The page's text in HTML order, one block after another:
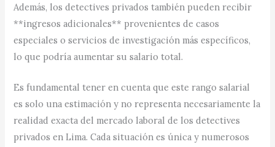
Además, los detectives privados también pueden recibir
**ingresos adicionales** provenientes de casos
especiales o servicios de investigación más específicos,
lo que podría aumentar su salario total.
Es fundamental tener en cuenta que este rango salarial
es solo una estimación y no representa necesariamente la
realidad exacta del mercado laboral de los detectives
privados en Lima. Cada situación es única y numerosos